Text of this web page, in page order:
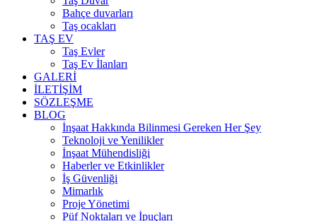
Bahçe duvarları
Taş ocakları
TAŞ EV
Taş Evler
Taş Ev İlanları
GALERİ
İLETİŞİM
SÖZLEŞME
BLOG
İnşaat Hakkında Bilinmesi Gereken Her Şey
Teknoloji ve Yenilikler
İnşaat Mühendisliği
Haberler ve Etkinlikler
İş Güvenliği
Mimarlık
Proje Yönetimi
Püf Noktaları ve İpuçları